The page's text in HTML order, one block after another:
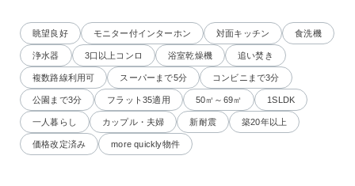
眺望良好 モニター付インターホン 対面キッチン 食洗機
浄水器 3口以上コンロ 浴室乾燥機 追い焚き
複数路線利用可 スーパーまで5分 コンビニまで3分
公園まで3分 フラット35適用 50㎡～69㎡ 1SLDK
一人暮らし カップル・夫婦 新耐震 築20年以上
価格改定済み more quickly物件